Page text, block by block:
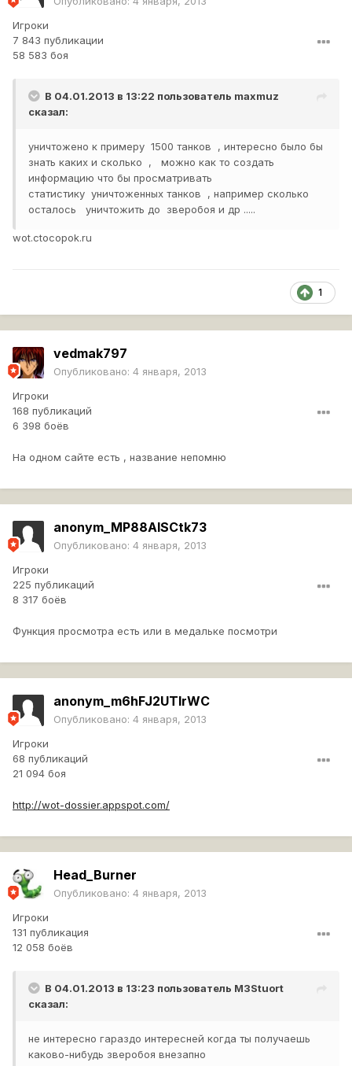
Игроки
7 843 публикации
58 583 боя
В 04.01.2013 в 13:22 пользователь maxmuz
сказал:
уничтожено к примеру 1500 танков , интересно было бы
знать каких и сколько , можно как то создать
информацию что бы просматривать
статистику уничтоженных танков , например сколько
осталось уничтожить до зверобоя и др .....
wot.ctocopok.ru
1
vedmak797
Опубликовано: 4 января, 2013
Игроки
168 публикаций
6 398 боёв
На одном сайте есть , название непомню
anonym_MP88AISCtk73
Опубликовано: 4 января, 2013
Игроки
225 публикаций
8 317 боёв
Функция просмотра есть или в медальке посмотри
anonym_m6hFJ2UTlrWC
Опубликовано: 4 января, 2013
Игроки
68 публикаций
21 094 боя
http://wot-dossier.appspot.com/
Head_Burner
Опубликовано: 4 января, 2013
Игроки
131 публикация
12 058 боёв
В 04.01.2013 в 13:23 пользователь M3Stuort
сказал:
не интересно гараздо интересней когда ты получаешь
каково-нибудь зверобоя внезапно